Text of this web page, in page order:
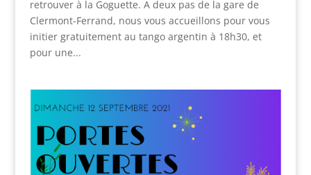
retrouver à la Goguette. A deux pas de la gare de
Clermont-Ferrand, nous vous accueillons pour vous
initier gratuitement au tango argentin à 18h30, et
pour une...